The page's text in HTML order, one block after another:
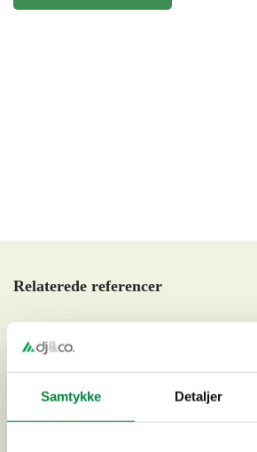
Samtykke Detaljer
Relaterede referencer